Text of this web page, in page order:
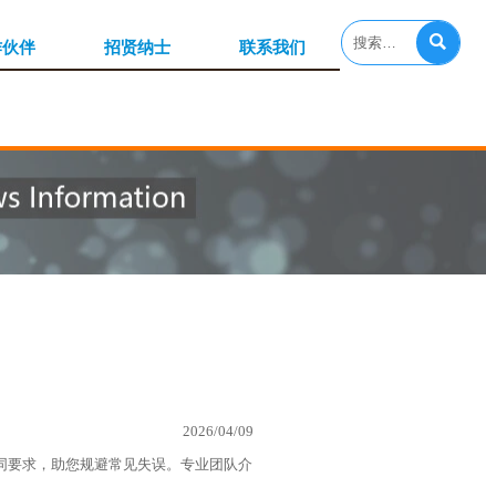
伴 招贤纳士 联系我们 
2026/04/09
求，助您规避常见失误。专业团队介